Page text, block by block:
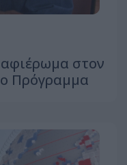
στον
Πρόγραμμα